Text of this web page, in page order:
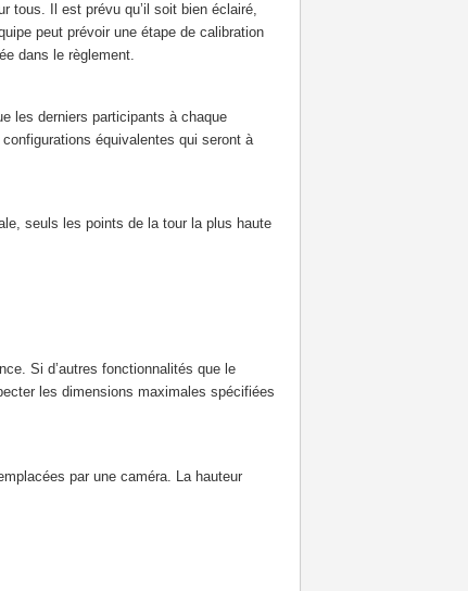
tous. Il est prévu qu’il soit bien éclairé,
peut prévoir une étape de calibration
dans le règlement.
les derniers participants à chaque
équivalentes qui seront à
seuls les points de la tour la plus haute
Si d’autres fonctionnalités que le
les dimensions maximales spécifiées
par une caméra. La hauteur